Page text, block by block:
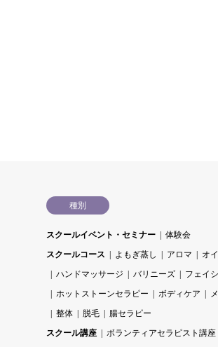
種別
スクールイベント・セミナー
体験会
スクールコース
よもぎ蒸し アロマ オ
ハンドマッサージ
バリニーズ フェイ
ホットストーンセラピー
ボディケア
整体
脱毛
腸セラピー
スクール講座
ボランティアセラピスト講座